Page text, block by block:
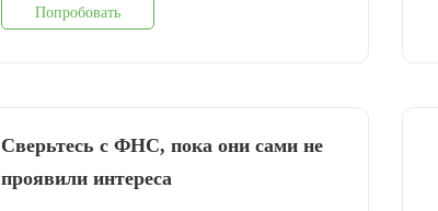
Попробовать
Сверьтесь с ФНС, пока они сами не
проявили интереса